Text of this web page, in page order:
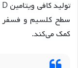
سطح کلسیم و فسفر
کمک می‌کند.